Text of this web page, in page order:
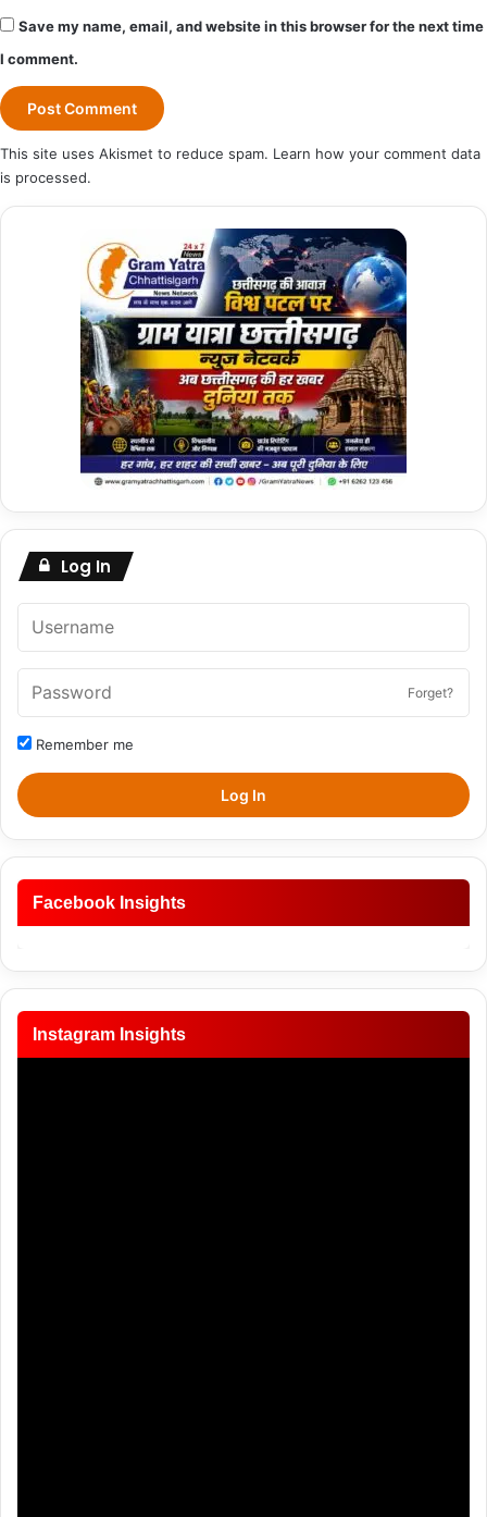
Save my name, email, and website in this browser for the next time
I comment.
This site uses Akismet to reduce spam. Learn how your comment data
is processed.
Log In
Forget?
Remember me
Log In
Facebook Insights
Instagram Insights